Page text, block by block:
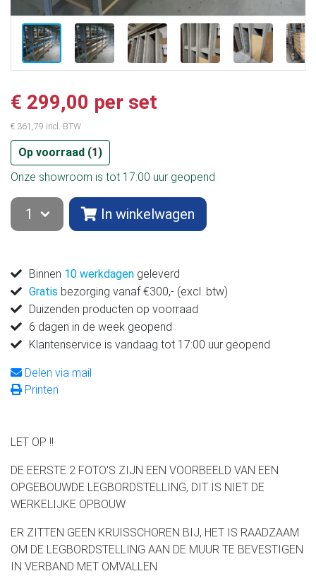
€ 299,00 per set
€ 361,79 incl. BTW
Op voorraad (1)
Onze showroom is tot 17:00 uur geopend
In winkelwagen
Binnen 10 werkdagen geleverd
Gratis bezorging vanaf €300,- (excl. btw)
Duizenden producten op voorraad
6 dagen in de week geopend
Klantenservice is vandaag tot 17:00 uur geopend
Delen via mail
Printen
LET OP !!
DE EERSTE 2 FOTO'S ZIJN EEN VOORBEELD VAN EEN
OPGEBOUWDE LEGBORDSTELLING, DIT IS NIET DE
WERKELIJKE OPBOUW
ER ZITTEN GEEN KRUISSCHOREN BIJ, HET IS RAADZAAM
OM DE LEGBORDSTELLING AAN DE MUUR TE BEVESTIGEN
IN VERBAND MET OMVALLEN